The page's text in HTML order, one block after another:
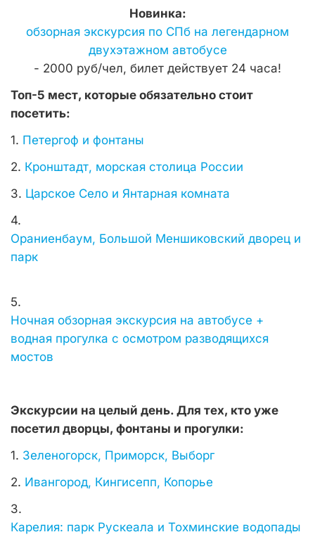
Новинка:
обзорная экскурсия по СПб на легендарном
двухэтажном автобусе
- 2000 руб/чел, билет действует 24 часа!
Топ-5 мест, которые обязательно стоит
посетить:
1. Петергоф и фонтаны
2. Кронштадт, морская столица России
3. Царское Село и Янтарная комната
4.
Ораниенбаум, Большой Меншиковский дворец и
парк
5.
Ночная обзорная экскурсия на автобусе +
водная прогулка с осмотром разводящихся
мостов
Экскурсии на целый день. Для тех, кто уже
посетил дворцы, фонтаны и прогулки:
1. Зеленогорск, Приморск, Выборг
2. Ивангород, Кингисепп, Копорье
3.
Карелия: парк Рускеала и Тохминские водопады